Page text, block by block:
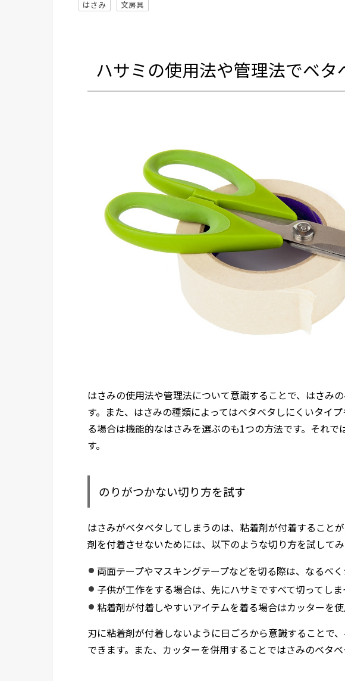
はさみ 文房具
ハサミの使用法や管理法でベタ
はさみの使用法や管理法について意識することで、はさみ
す。また、はさみの種類によってはベタベタしにくいタイ
る場合は機能的なはさみを選ぶのも1つの方法です。それで
す。
のりがつかない切り方を試す
はさみがベタベタしてしまうのは、粘着剤が付着すること
剤を付着させないためには、以下のような切り方を試して
両面テープやマスキングテープなどを切る際は、なるべ
子供が工作をする場合は、先にハサミですべて切ってし
粘着剤が付着しやすいアイテムを着る場合はカッターを
刃に粘着剤が付着しないように日ごろから意識することで
できます。また、カッターを併用することではさみのベタベ